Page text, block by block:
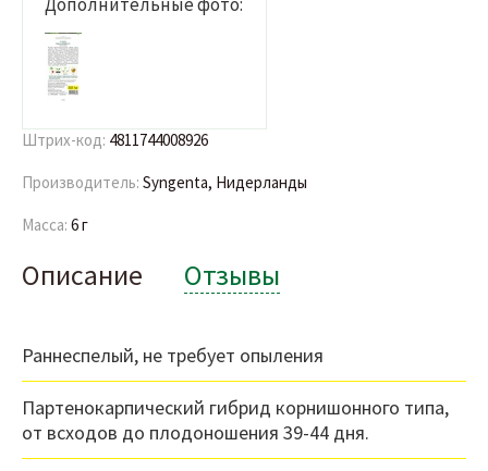
Штрих-код: 4811744008926
Производитель: Syngenta, Нидерланды
Масса: 6 г
Описание Отзывы
Раннеспелый, не требует опыления
Партенокарпический гибрид корнишонного типа,
от всходов до плодоношения 39-44 дня.